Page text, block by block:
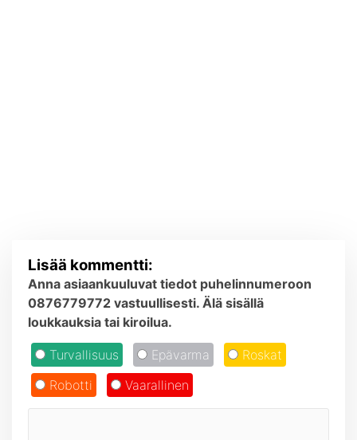
Lisää kommentti:
Anna asiaankuuluvat tiedot puhelinnumeroon
0876779772 vastuullisesti. Älä sisällä
loukkauksia tai kiroilua.
Turvallisuus Epävarma
Roskat
Robotti
Vaarallinen